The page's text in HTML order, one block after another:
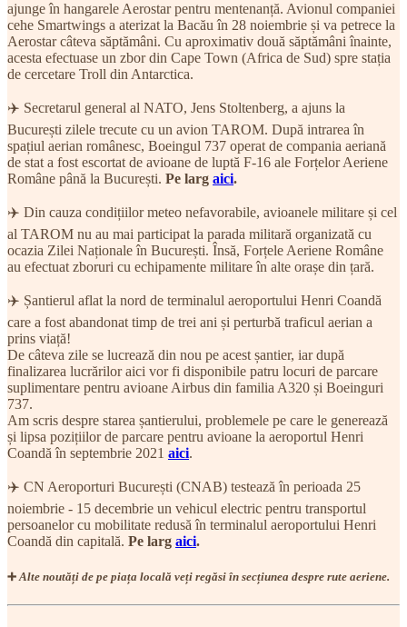
ajunge în hangarele Aerostar pentru mentenanță. Avionul companiei
cehe Smartwings a aterizat la Bacău în 28 noiembrie și va petrece la
Aerostar câteva săptămâni. Cu aproximativ două săptămâni înainte,
acesta efectuase un zbor din Cape Town (Africa de Sud) spre stația
de cercetare Troll din Antarctica.
✈️ Secretarul general al NATO, Jens Stoltenberg, a ajuns la
București zilele trecute cu un avion TAROM. După intrarea în
spațiul aerian românesc, Boeingul 737 operat de compania aeriană
de stat a fost escortat de avioane de luptă F-16 ale Forțelor Aeriene
Române până la București. Pe larg aici.
✈️ Din cauza condițiilor meteo nefavorabile, avioanele militare și cel
al TAROM nu au mai participat la parada militară organizată cu
ocazia Zilei Naționale în București. Însă, Forțele Aeriene Române
au efectuat zboruri cu echipamente militare în alte orașe din țară.
✈️ Șantierul aflat la nord de terminalul aeroportului Henri Coandă
care a fost abandonat timp de trei ani și perturbă traficul aerian a
prins viață!
De câteva zile se lucrează din nou pe acest șantier, iar după
finalizarea lucrărilor aici vor fi disponibile patru locuri de parcare
suplimentare pentru avioane Airbus din familia A320 și Boeinguri
737.
Am scris despre starea șantierului, problemele pe care le generează
și lipsa pozițiilor de parcare pentru avioane la aeroportul Henri
Coandă în septembrie 2021 aici.
✈️ CN Aeroporturi București (CNAB) testează în perioada 25
noiembrie - 15 decembrie un vehicul electric pentru transportul
persoanelor cu mobilitate redusă în terminalul aeroportului Henri
Coandă din capitală. Pe larg aici.
➕Alte noutăți de pe piața locală veți regăsi în secțiunea despre rute aeriene.